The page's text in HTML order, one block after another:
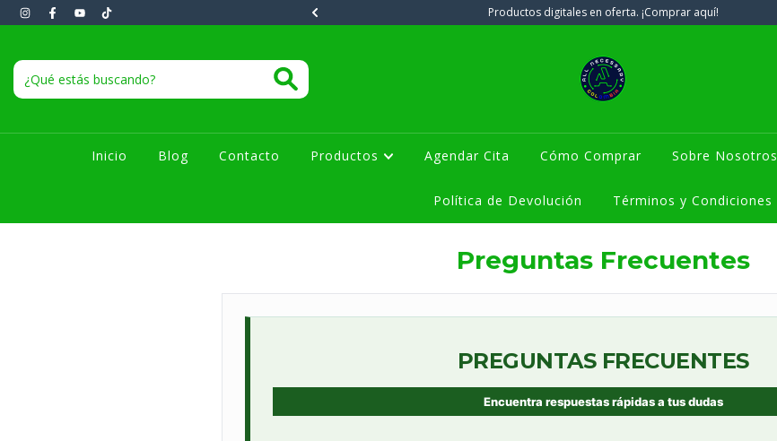
1 a 10 minutos. Productos digitales en oferta. ¡Comprar aquí!
Inicio Blog Contacto Productos Agendar Cita Cómo Comprar Sobre Nosotros
Política de Devolución Términos y Condiciones
Preguntas Frecuentes
PREGUNTAS FRECUENTES
Encuentra respuestas rápidas a tus dudas